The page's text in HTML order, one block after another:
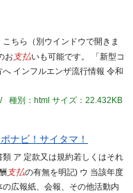
ちら（別ウインドウで開きま
お 支払いも可能です。 「新型コ
インフルエンザ流行情報 令和
種別：html サイズ：22.432KB
ナビ！サイタマ！
ア 定款又は規約若しくはそれ
支払の有無を明記) ウ 当該年度
広報紙、会報、その他活動内